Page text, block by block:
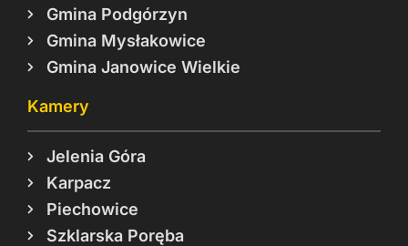
Gmina Podgórzyn
Gmina Mysłakowice
Gmina Janowice Wielkie
Kamery
Jelenia Góra
Karpacz
Piechowice
Szklarska Poręba